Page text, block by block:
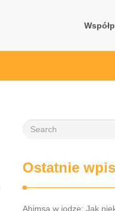
Ostatnie
Ahimsa w jodze: Jak